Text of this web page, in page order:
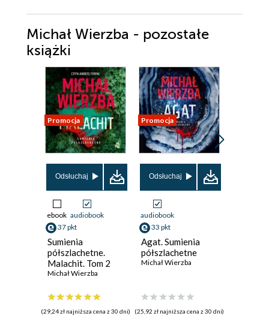
Michał Wierzba - pozostałe
książki
Promocja
Odsłuchaj
ebook audiobook
37 pkt
Sumienia
półszlachetne.
Malachit. Tom 2
Michał Wierzba
(29,24 zł najniższa cena z 30 dni)
Promocja
Odsłuchaj
audiobook
33 pkt
Agat. Sumienia
półszlachetne
Michał Wierzba
(25,92 zł najniższa cena z 30 dni)